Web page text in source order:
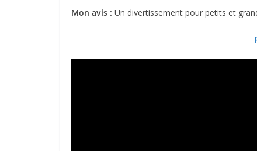
Mon avis : Un divertissement pour petits et